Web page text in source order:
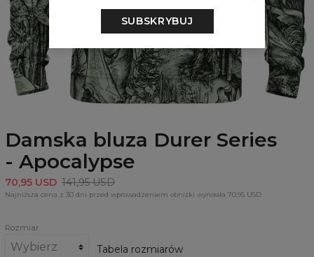
Damska bluza Durer Series
- Apocalypse
70,95 USD 141,95 USD
Najniższa cena z 30 dni przed wprowadzeniem obniżki wynosiła 70,95 USD
Rozmiar
Tabela rozmiarów
SUBSKRYBUJ